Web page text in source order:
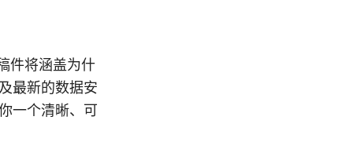
件将涵盖为什
最新的数据安
一个清晰、可